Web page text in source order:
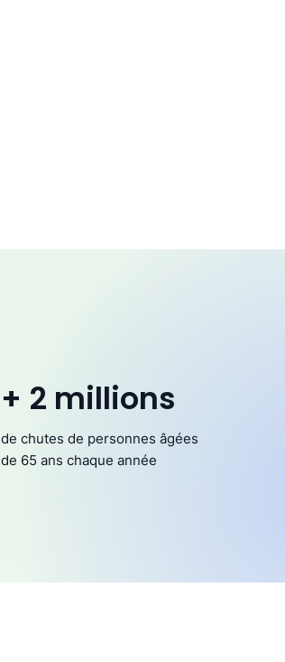
+ 2 millions
de chutes de personnes âgées
de 65 ans chaque année